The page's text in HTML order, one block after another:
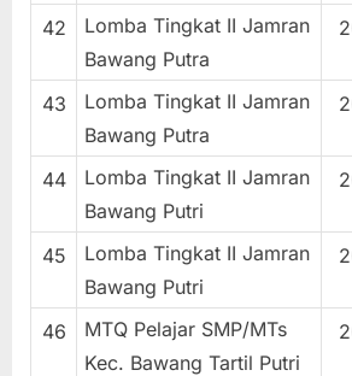
42
Lomba Tingkat II Jamran
Bawang Putra
43
Lomba Tingkat II Jamran
Bawang Putra
44
Lomba Tingkat II Jamran
Bawang Putri
45
Lomba Tingkat II Jamran
Bawang Putri
46
MTQ Pelajar SMP/MTs
Kec. Bawang Tartil Putri